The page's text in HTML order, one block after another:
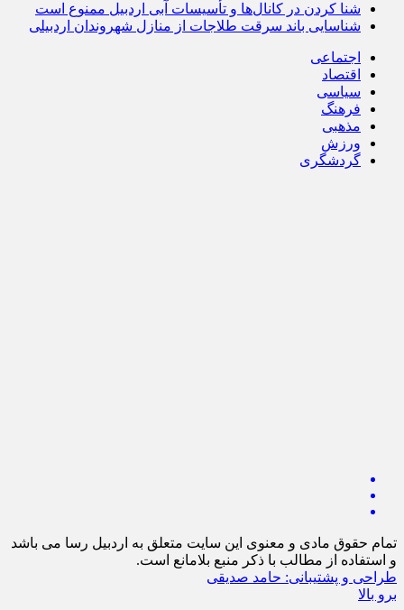
شنا کردن در کانال‌ها و تأسیسات آبی اردبیل ممنوع است
شناسایی باند سرقت طلاجات از منازل شهروندان اردبیلی
اجتماعی
اقتصاد
سیاسی
فرهنگ
مذهبی
ورزش
گردشگری
تمام حقوق مادی و معنوی این سایت متعلق به اردبیل رسا می باشد
و استفاده از مطالب با ذکر منبع بلامانع است.
طراحی و پشتیبانی: حامد صدیقی
برو بالا